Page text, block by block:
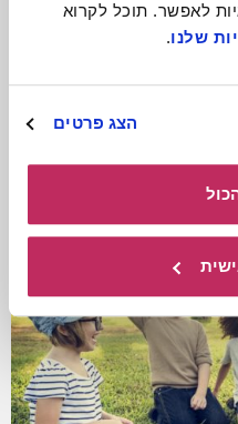
שלנו.
הצג פרטים